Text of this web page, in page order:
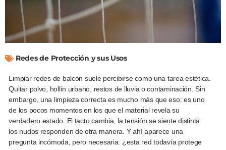
Redes de Protección y sus Usos
Limpiar redes de balcón suele percibirse como una tarea estética.
Quitar polvo, hollín urbano, restos de lluvia o contaminación. Sin
embargo, una limpieza correcta es mucho más que eso: es uno
de los pocos momentos en los que el material revela su
verdadero estado. El tacto cambia, la tensión se siente distinta,
los nudos responden de otra manera. Y ahí aparece una
pregunta incómoda, pero necesaria: ¿esta red todavía protege